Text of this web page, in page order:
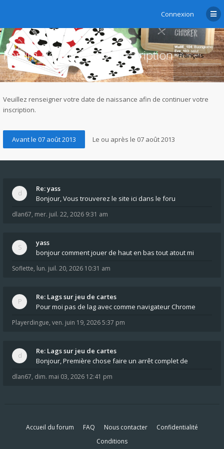
Connexion
Forum de chibre.ch - Inscription
Veuillez renseigner votre date de naissance afin de continuer votre
inscription.
Re: yass
Bonjour, Vous trouverez le site ici dans le foru
dlan67, mer. juil. 22, 2026 9:31 am
yass
bonjour comment jouer de haut en bas tout atout mi
Soflette, lun. juil. 20, 2026 10:31 am
Re: Lags sur jeu de cartes
Pour moi pas de lag avec comme navigateur Chrome
Playerdingue, ven. juin 19, 2026 5:37 pm
Re: Lags sur jeu de cartes
Bonjour, Première chose faire un arrêt complet de
dlan67, dim. mai 03, 2026 12:41 pm
Accueil du forum FAQ Nous contacter
Confidentialité
Conditions